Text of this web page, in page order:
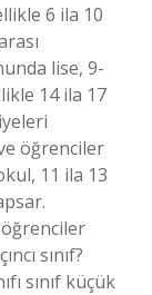
6 ila 10
lise, 9-
14 ila 17
öğrenciler
11 ila 13
sınıf?
sınıf küçük